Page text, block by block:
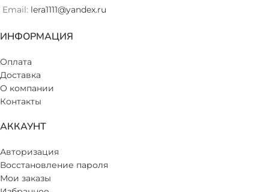
Email: lera1111@yandex.ru
ИНФОРМАЦИЯ
Оплата
Доставка
О компании
Контакты
АККАУНТ
Авторизация
Восстановление пароля
Мои заказы